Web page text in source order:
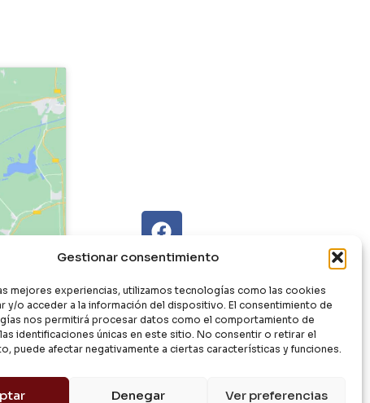
Gestionar consentimiento
mejores experiencias, utilizamos tecnologías como las cookies
y/o acceder a la información del dispositivo. El consentimiento de
nos permitirá procesar datos como el comportamiento de
identificaciones únicas en este sitio. No consentir o retirar el
puede afectar negativamente a ciertas características y funciones.
Denegar Ver preferencias